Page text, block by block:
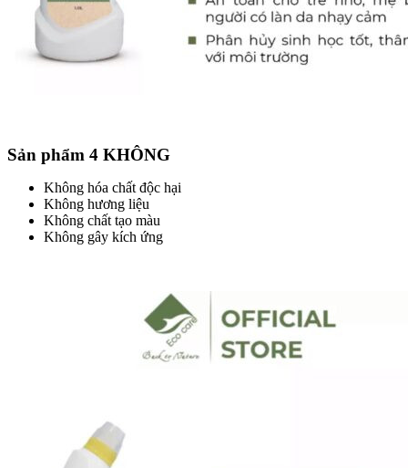
Sản phẩm 4 KHÔNG
Không hóa chất độc hại
Không hương liệu
Không chất tạo màu
Không gây kích ứng